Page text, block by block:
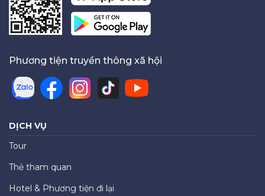
Phương tiện truyền thông xã hội
DỊCH VỤ
Tour
Thẻ tham quan
Hotel & Phương tiện đi lại